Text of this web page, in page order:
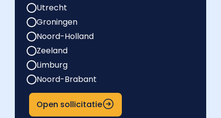
Utrecht
Groningen
Noord-Holland
Zeeland
Limburg
Noord-Brabant
Open sollicitatie